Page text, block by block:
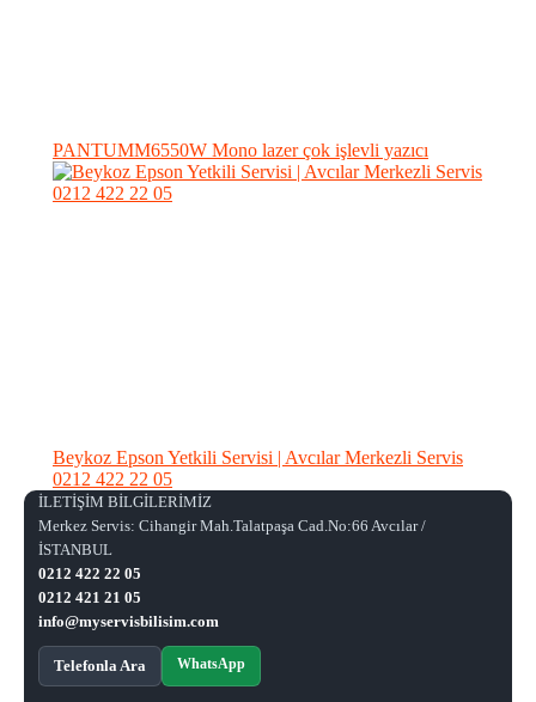
PANTUMM6550W Mono lazer çok işlevli yazıcı
Beykoz Epson Yetkili Servisi | Avcılar Merkezli Servis
0212 422 22 05
İLETİŞİM BİLGİLERİMİZ
Merkez Servis: Cihangir Mah.Talatpaşa Cad.No:66 Avcılar /
İSTANBUL
0212 422 22 05
0212 421 21 05
info@myservisbilisim.com
Telefonla Ara WhatsApp